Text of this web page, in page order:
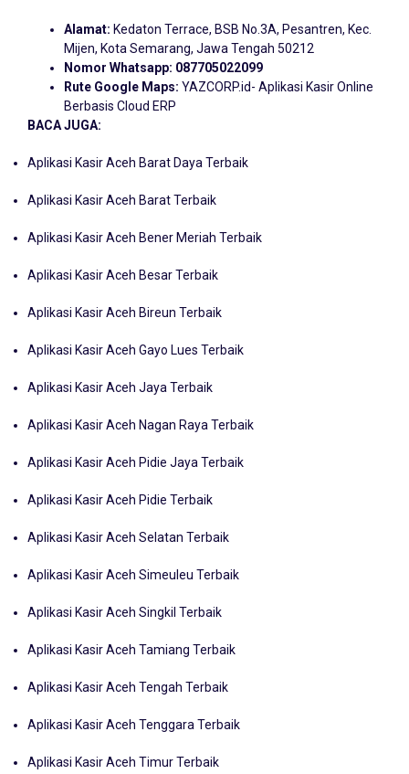
Alamat: Kedaton Terrace, BSB No.3A, Pesantren, Kec.
Mijen, Kota Semarang, Jawa Tengah 50212
Nomor Whatsapp: 087705022099
Rute Google Maps: YAZCORP.id- Aplikasi Kasir Online
Berbasis Cloud ERP
BACA JUGA:
Aplikasi Kasir Aceh Barat Daya Terbaik
Aplikasi Kasir Aceh Barat Terbaik
Aplikasi Kasir Aceh Bener Meriah Terbaik
Aplikasi Kasir Aceh Besar Terbaik
Aplikasi Kasir Aceh Bireun Terbaik
Aplikasi Kasir Aceh Gayo Lues Terbaik
Aplikasi Kasir Aceh Jaya Terbaik
Aplikasi Kasir Aceh Nagan Raya Terbaik
Aplikasi Kasir Aceh Pidie Jaya Terbaik
Aplikasi Kasir Aceh Pidie Terbaik
Aplikasi Kasir Aceh Selatan Terbaik
Aplikasi Kasir Aceh Simeuleu Terbaik
Aplikasi Kasir Aceh Singkil Terbaik
Aplikasi Kasir Aceh Tamiang Terbaik
Aplikasi Kasir Aceh Tengah Terbaik
Aplikasi Kasir Aceh Tenggara Terbaik
Aplikasi Kasir Aceh Timur Terbaik